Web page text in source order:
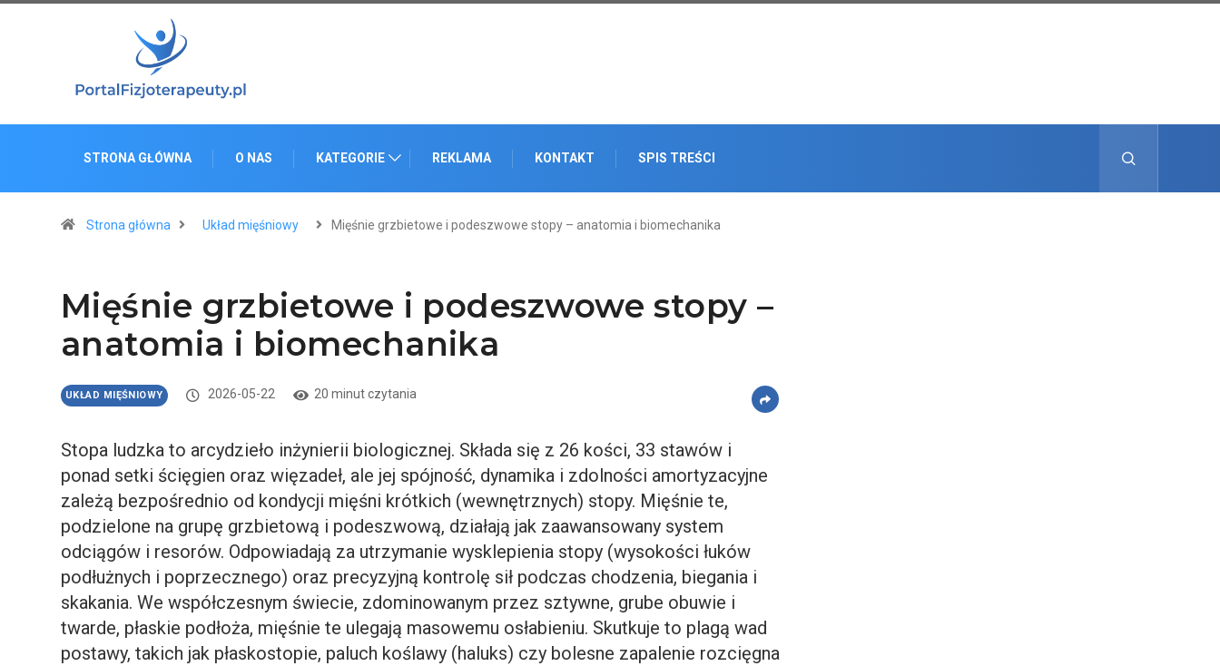
STRONA GŁÓWNA O NAS KATEGORIE REKLAMA KONTAKT SPIS TREŚCI
Strona główna Układ mięśniowy Mięśnie grzbietowe i podeszwowe stopy – anatomia i biomechanika
Mięśnie grzbietowe i podeszwowe stopy –
anatomia i biomechanika
UKŁAD MIĘŚNIOWY 2026-05-22 20 minut czytania
Stopa ludzka to arcydzieło inżynierii biologicznej. Składa się z 26 kości, 33 stawów i
ponad setki ścięgien oraz więzadeł, ale jej spójność, dynamika i zdolności amortyzacyjne
zależą bezpośrednio od kondycji mięśni krótkich (wewnętrznych) stopy. Mięśnie te,
podzielone na grupę grzbietową i podeszwową, działają jak zaawansowany system
odciągów i resorów. Odpowiadają za utrzymanie wysklepienia stopy (wysokości łuków
podłużnych i poprzecznego) oraz precyzyjną kontrolę sił podczas chodzenia, biegania i
skakania. We współczesnym świecie, zdominowanym przez sztywne, grube obuwie i
twarde, płaskie podłoża, mięśnie te ulegają masowemu osłabieniu. Skutkuje to plagą wad
postawy, takich jak płaskostopie, paluch koślawy (haluks) czy bolesne zapalenie rozcięgna